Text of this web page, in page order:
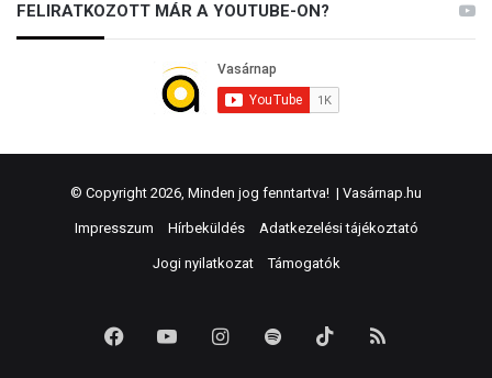
FELIRATKOZOTT MÁR A YOUTUBE-ON?
© Copyright 2026, Minden jog fenntartva! | Vasárnap.hu
Impresszum Hírbeküldés Adatkezelési tájékoztató
Jogi nyilatkozat Támogatók
FacebookYouTubeInstagram
Spotify TikTok